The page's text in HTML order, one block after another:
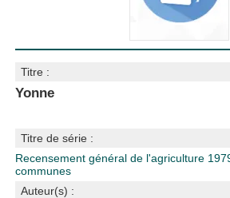
Titre :
Yonne
Titre de série :
Recensement général de l'agriculture
communes
Auteur(s) :